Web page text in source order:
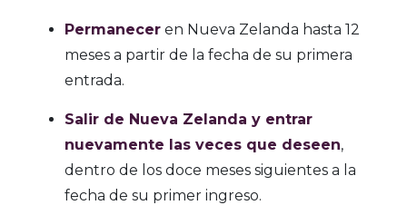
Permanecer en Nueva Zelanda hasta 12
meses a partir de la fecha de su primera
entrada.
Salir de Nueva Zelanda y entrar
nuevamente las veces que deseen,
dentro de los doce meses siguientes a la
fecha de su primer ingreso.